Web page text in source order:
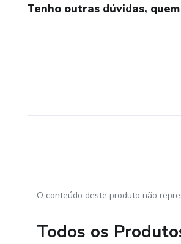
Tenho outras dúvidas,
O conteúdo deste produto não
Todos os